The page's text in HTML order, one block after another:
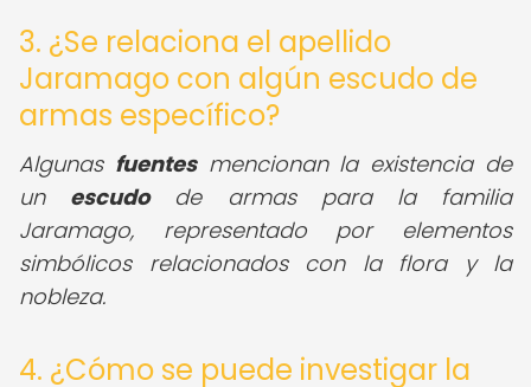
3. ¿Se relaciona el apellido
Jaramago con algún escudo de
armas específico?
Algunas fuentesmencionan la existencia de
un escudode armas para la familia
Jaramago, representado por elementos
simbólicos relacionados con la flora y la
nobleza.
4. ¿Cómo se puede investigar la